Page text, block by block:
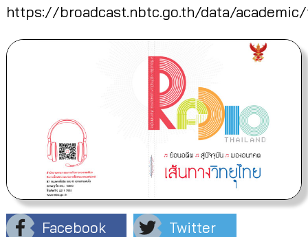
https://broadcast.nbtc.go.th/data/
Facebook
Twitter